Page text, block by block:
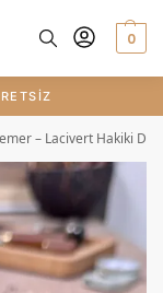
0
– Lacivert Hakiki